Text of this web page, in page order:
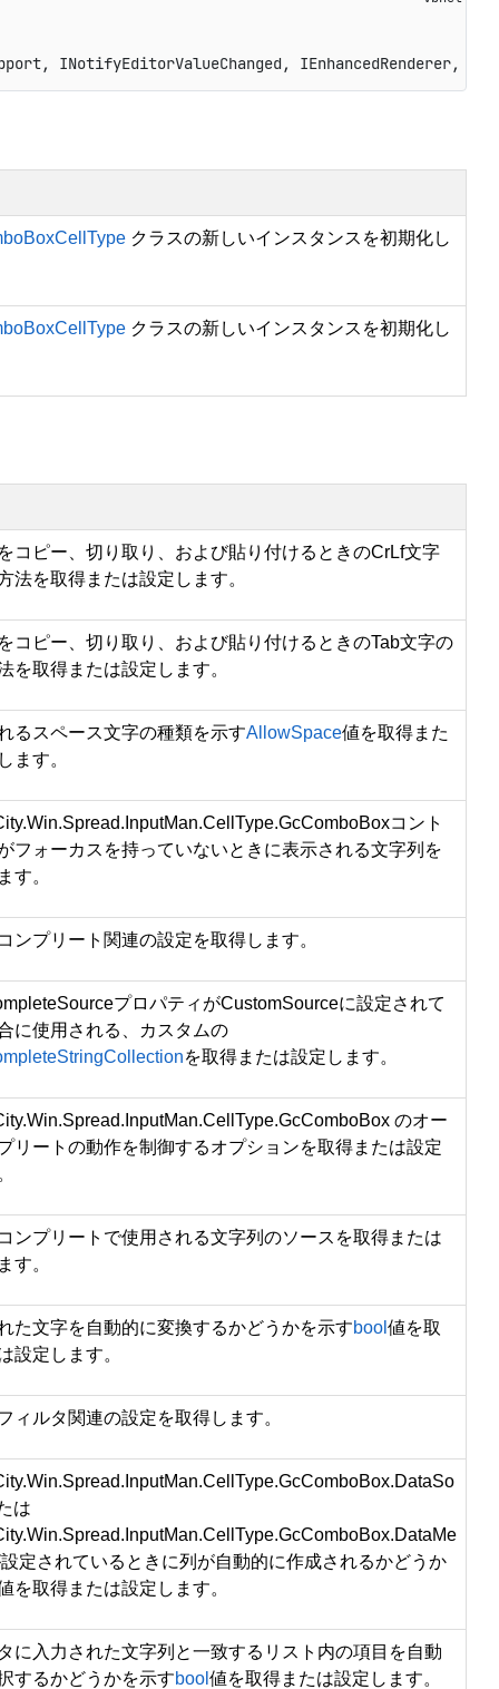
INotifyEditorValueChanged, IEnhancedRenderer,
クラスの新しいインスタンスを初期化し
クラスの新しいインスタンスを初期化し
コピー、切り取り、および貼り付けるときのCrLf文字
法を取得または設定します。
コピー、切り取り、および貼り付けるときのTab文字の
を取得または設定します。
るスペース文字の種類を示すAllowSpace値を取得また
ます。
コント
フォーカスを持っていないときに表示される文字列を
す。
ンプリート関連の設定を取得します。
プロパティがCustomSourceに設定されて
に使用される、カスタムの
を取得または設定します。
のオー
リートの動作を制御するオプションを取得または設定
ンプリートで使用される文字列のソースを取得または
す。
た文字を自動的に変換するかどうかを示すbool 値を取
設定します。
ィルタ関連の設定を取得します。
は
定されているときに列が自動的に作成されるかどうか
を取得または設定します。
に入力された文字列と一致するリスト内の項目を自動
するかどうかを示すbool 値を取得または設定します。